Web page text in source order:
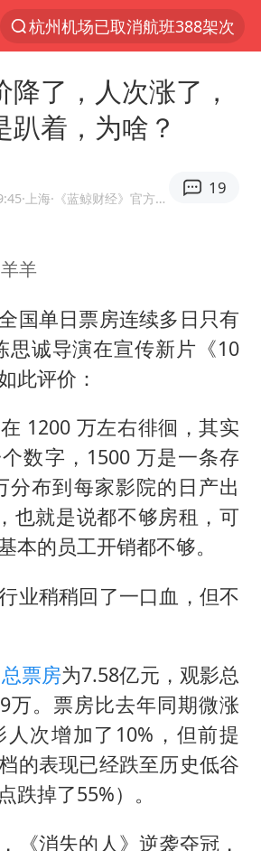
杭州机场已取消航班388架次
《披荆斩棘2026》阵容官宣
2025年小学教师减少13.19万
韩军前线部队连曝丑闻
笔试第一被劝弃考涉事副校长被撤职
构建更高水平的全民健身公共服务体系
挡“张雪机车”民进党当局怕什么
香港高温刷新历史纪录
中国第1高楼阻尼器摆动明显
了，人次涨了，
趴着，为啥？
·上海 ·《蓝鲸财经》官方网易号
19
羊
国单日票房连续多日只有
思诚导演在宣传新片《10
此评价：
1200 万左右徘徊，其实
数字，1500 万是一条存
分布到每家影院的日产出
也就是说都不够房租，可
本的员工开销都不够。
业稍稍回了一口血，但不
总票房为7.58亿元，观影总
万。票房比去年同期微涨
人次增加了10%，但前提
的表现已经跌至历史低谷
跌掉了55%）。
《消失的人》逆袭夺冠，